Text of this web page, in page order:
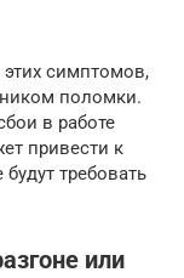
симптомов,
поломки.
в работе
привести к
требовать
или